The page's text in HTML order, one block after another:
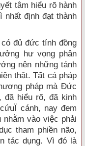
tâm hiểu rõ hành
nhất định đạt thành
đủ đức tính đồng
hư vọng phân
nên những tánh
thật. Tất cả pháp
pháp mà Đức
đã hiểu rõ, đã kinh
cánh, nay đem
vào việc phải
tham phiền não,
tác dụng. Vì đó là